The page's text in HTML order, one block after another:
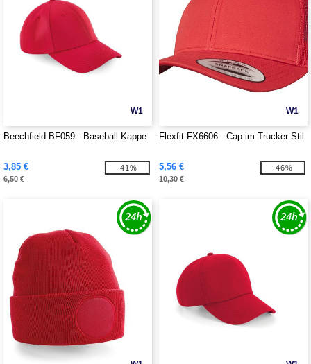
W1
Beechfield BF059 - Baseball Kappe
3,85 €
6,50 €
-41%
W1
Flexfit FX6606 - Cap im Trucker Stil
5,56 €
10,30 €
-46%